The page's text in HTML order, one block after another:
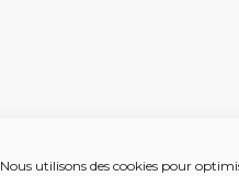
Nous utilisons des cookies pour